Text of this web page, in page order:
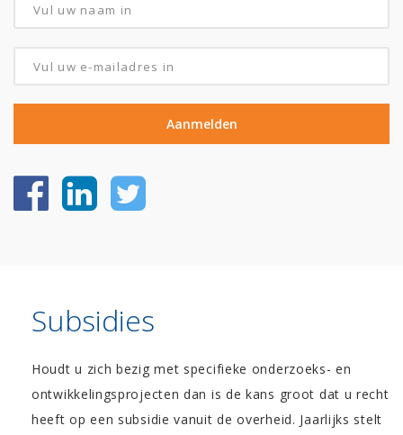
Subsidies
Houdt u zich bezig met specifieke onderzoeks- en
ontwikkelingsprojecten dan is de kans groot dat u recht
heeft op een subsidie vanuit de overheid. Jaarlijks stelt